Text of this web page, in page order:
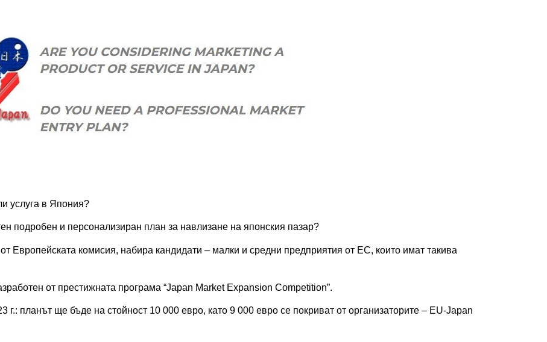
услуга в Япония?
подробен и персонализиран план за навлизане на японския пазар?
Европейската комисия, набира кандидати – малки и средни предприятия от ЕС, които имат такива
от престижната програма “Japan Market Expansion Competition”.
г.: планът ще бъде на стойност 10 000 евро, като 9 000 евро се покриват от организаторите – EU-Japan